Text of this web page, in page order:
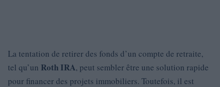
La tentation de retirer des fonds d’un compte de retraite,
tel qu’un Roth IRA, peut sembler être une solution rapide
pour financer des projets immobiliers. Toutefois, il est